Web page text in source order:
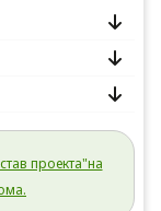
проекта"на